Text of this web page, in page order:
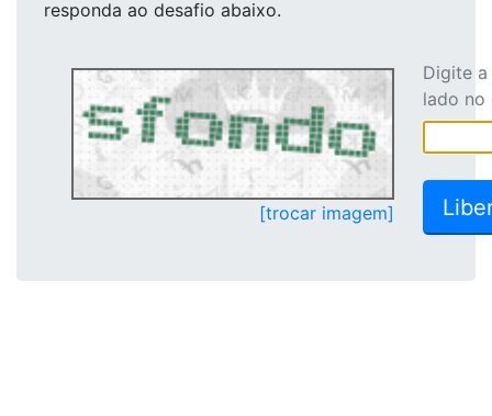
responda ao desafio abaixo.
[trocar imagem]
Digite
lado no